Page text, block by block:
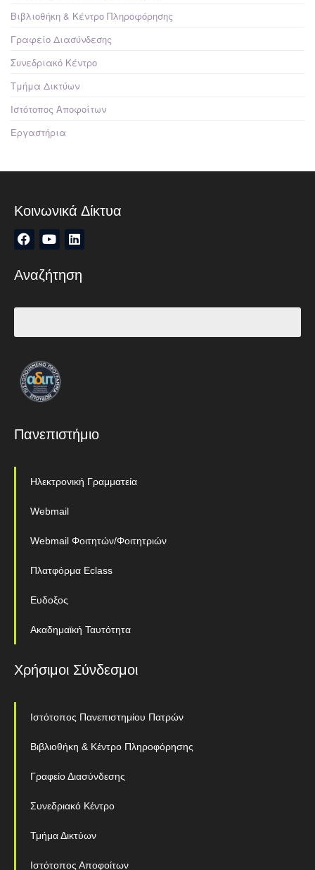
Βιβλιοθήκη & Κέντρο Πληροφόρησης
Γραφείο Διασύνδεσης
Συνεδριακό Κέντρο
Τμήμα Δικτύων
Ιστότοπος Αποφοίτων
Εργαστήρια
Κοινωνικά Δίκτυα
Αναζήτηση
Πανεπιστήμιο
Ηλεκτρονική Γραμματεία
Webmail
Webmail Φοιτητών/Φοιτητριών
Πλατφόρμα Eclass
Ευδοξος
Ακαδημαϊκή Ταυτότητα
Χρήσιμοι Σύνδεσμοι
Ιστότοπος Πανεπιστημίου Πατρών
Βιβλιοθήκη & Κέντρο Πληροφόρησης
Γραφείο Διασύνδεσης
Συνεδριακό Κέντρο
Τμήμα Δικτύων
Ιστότοπος Αποφοίτων